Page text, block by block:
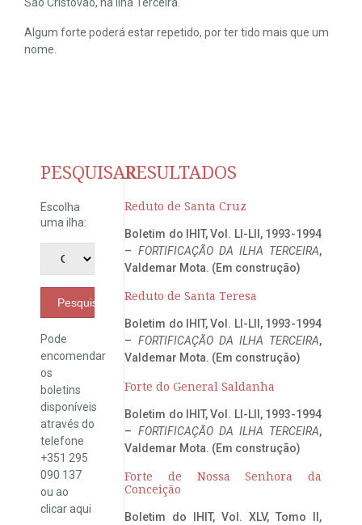
Algum forte poderá estar repetido, por ter tido mais que um
nome.
PESQUISAR
Escolha
uma ilha:
Pesquisar
Pode
encomendar
os
boletins
disponíveis
através do
telefone
+351 295
090 137
ou ao
clicaraqui
RESULTADOS
Reduto de Santa Cruz
Boletim do IHIT, Vol. LI-LII, 1993-1994
– FORTIFICAÇÃO DA ILHA TERCEIRA,
Valdemar Mota. (Em construção)
Reduto de Santa Teresa
Boletim do IHIT, Vol. LI-LII, 1993-1994
– FORTIFICAÇÃO DA ILHA TERCEIRA,
Valdemar Mota. (Em construção)
Forte do General Saldanha
Boletim do IHIT, Vol. LI-LII, 1993-1994
– FORTIFICAÇÃO DA ILHA TERCEIRA,
Valdemar Mota. (Em construção)
Forte de Nossa Senhora da
Conceição
Boletim do IHIT, Vol. XLV, Tomo II,